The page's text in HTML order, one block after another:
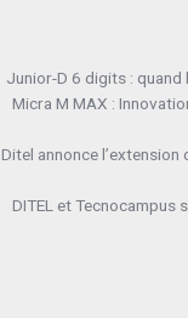
Junior-D 6 digits : quand
Micra M MAX :
Ditel annonce
DITEL et Tecnocampus